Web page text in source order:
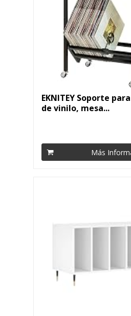
EKNITEY Soporte
de vinilo, mesa...
Más